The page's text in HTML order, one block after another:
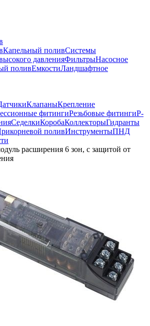
Капельный поливСистемы
давленияФильтрыНасосное
поливЕмкостиЛандшафтное
КлапаныКрепление
фитингиРезьбовые фитингиP-
СеделкиКоробаКоллекторыГидранты
поливИнструментыПНД
расширения 6 зон, с защитой от